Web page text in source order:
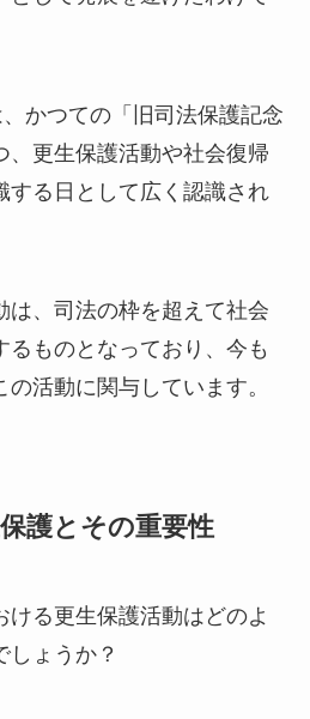
かつての「旧司法保護記念
、更生保護活動や社会復帰
する日として広く認識され
は、司法の枠を超えて社会
るものとなっており、今も
活動に関与しています。
護とその重要性
ける更生保護活動はどのよ
しょうか？